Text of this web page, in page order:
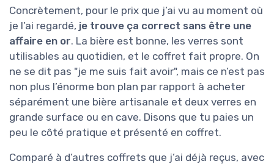
Concrètement, pour le prix que j’ai vu au moment où
je l’ai regardé, je trouve ça correct sans être une
affaire en or. La bière est bonne, les verres sont
utilisables au quotidien, et le coffret fait propre. On
ne se dit pas "je me suis fait avoir", mais ce n’est pas
non plus l’énorme bon plan par rapport à acheter
séparément une bière artisanale et deux verres en
grande surface ou en cave. Disons que tu paies un
peu le côté pratique et présenté en coffret.
Comparé à d’autres coffrets que j’ai déjà reçus, avec